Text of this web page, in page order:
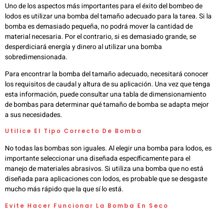
Uno de los aspectos más importantes para el éxito del bombeo de
lodos es utilizar una bomba del tamaño adecuado para la tarea. Si la
bomba es demasiado pequeña, no podrá mover la cantidad de
material necesaria. Por el contrario, si es demasiado grande, se
desperdiciará energía y dinero al utilizar una bomba
sobredimensionada.
Para encontrar la bomba del tamaño adecuado, necesitará conocer
los requisitos de caudal y altura de su aplicación. Una vez que tenga
esta información, puede consultar una tabla de dimensionamiento
de bombas para determinar qué tamaño de bomba se adapta mejor
a sus necesidades.
Utilice El Tipo Correcto De Bomba
No todas las bombas son iguales. Al elegir una bomba para lodos, es
importante seleccionar una diseñada específicamente para el
manejo de materiales abrasivos. Si utiliza una bomba que no está
diseñada para aplicaciones con lodos, es probable que se desgaste
mucho más rápido que la que sí lo está.
Evite Hacer Funcionar La Bomba En Seco